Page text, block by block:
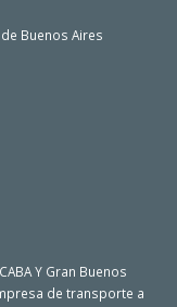
Buenos Aires
Y Gran Buenos
de transporte a